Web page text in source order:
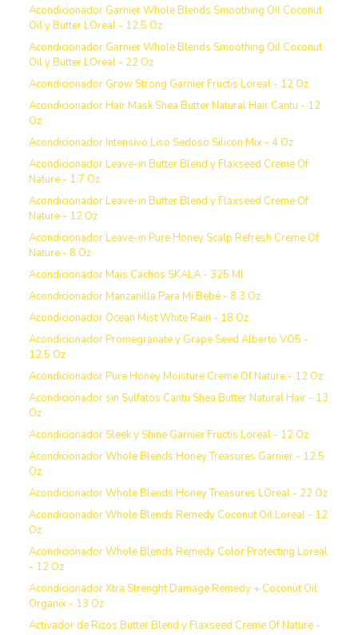
Acondicionador Garnier Whole Blends Smoothing Oil Coconut
Oil y Butter LOreal - 12.5 Oz
Acondicionador Garnier Whole Blends Smoothing Oil Coconut
Oil y Butter LOreal - 22 Oz
Acondicionador Grow Strong Garnier Fructis Loreal - 12 Oz
Acondicionador Hair Mask Shea Butter Natural Hair Cantu - 12
Oz
Acondicionador Intensivo Liso Sedoso Silicon Mix - 4 Oz
Acondicionador Leave-in Butter Blend y Flaxseed Creme Of
Nature - 1.7 Oz
Acondicionador Leave-in Butter Blend y Flaxseed Creme Of
Nature - 12 Oz
Acondicionador Leave-in Pure Honey Scalp Refresh Creme Of
Nature - 8 Oz
Acondicionador Mais Cachos SKALA - 325 Ml
Acondicionador Manzanilla Para Mi Bebé - 8.3 Oz
Acondicionador Ocean Mist White Rain - 18 Oz
Acondicionador Promegranate y Grape Seed Alberto VO5 -
12.5 Oz
Acondicionador Pure Honey Moisture Creme Of Nature - 12 Oz
Acondicionador sin Sulfatos Cantu Shea Butter Natural Hair - 13
Oz
Acondicionador Sleek y Shine Garnier Fructis Loreal - 12 Oz
Acondicionador Whole Blends Honey Treasures Garnier - 12.5
Oz
Acondicionador Whole Blends Honey Treasures LOreal - 22 Oz
Acondicionador Whole Blends Remedy Coconut Oil Loreal - 12
Oz
Acondicionador Whole Blends Remedy Color Protecting Loreal
- 12 Oz
Acondicionador Xtra Strenght Damage Remedy + Coconut Oil
Organix - 13 Oz
Activador de Rizos Butter Blend y Flaxseed Creme Of Nature -